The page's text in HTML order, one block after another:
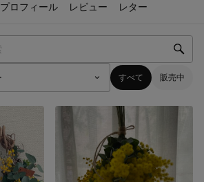
プロフィール レビュー レター
すべて 販売中